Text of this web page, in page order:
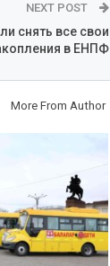
NEXT POST
снять все свои
в ЕНПФ
More From Author